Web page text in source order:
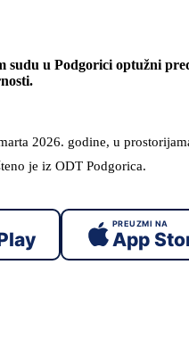
sudu u Podgorici optužni
2026. godine, u
je iz ODT Podgorica.
PREUZMI NA
App